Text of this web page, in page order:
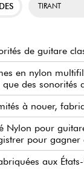
TIRANT
de guitare
en nylon
des sonorités
à nouer,
Nylon pour
pour gagner
aux